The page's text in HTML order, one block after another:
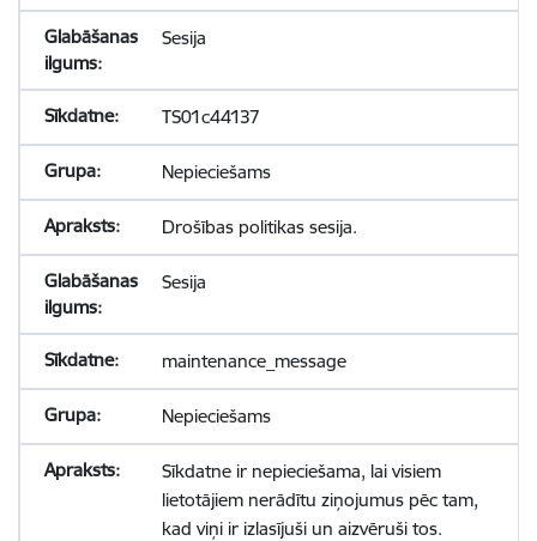
Sesija
TS01c44137
Nepieciešams
Drošības politikas sesija.
Sesija
maintenance_message
Nepieciešams
Sīkdatne ir nepieciešama, lai visiem
lietotājiem nerādītu ziņojumus pēc tam,
kad viņi ir izlasījuši un aizvēruši tos.